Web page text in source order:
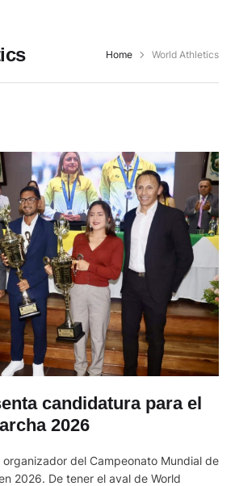
Home World Athletics
candidatura para el
2026
organizador del Campeonato Mundial de
2026. De tener el aval de World